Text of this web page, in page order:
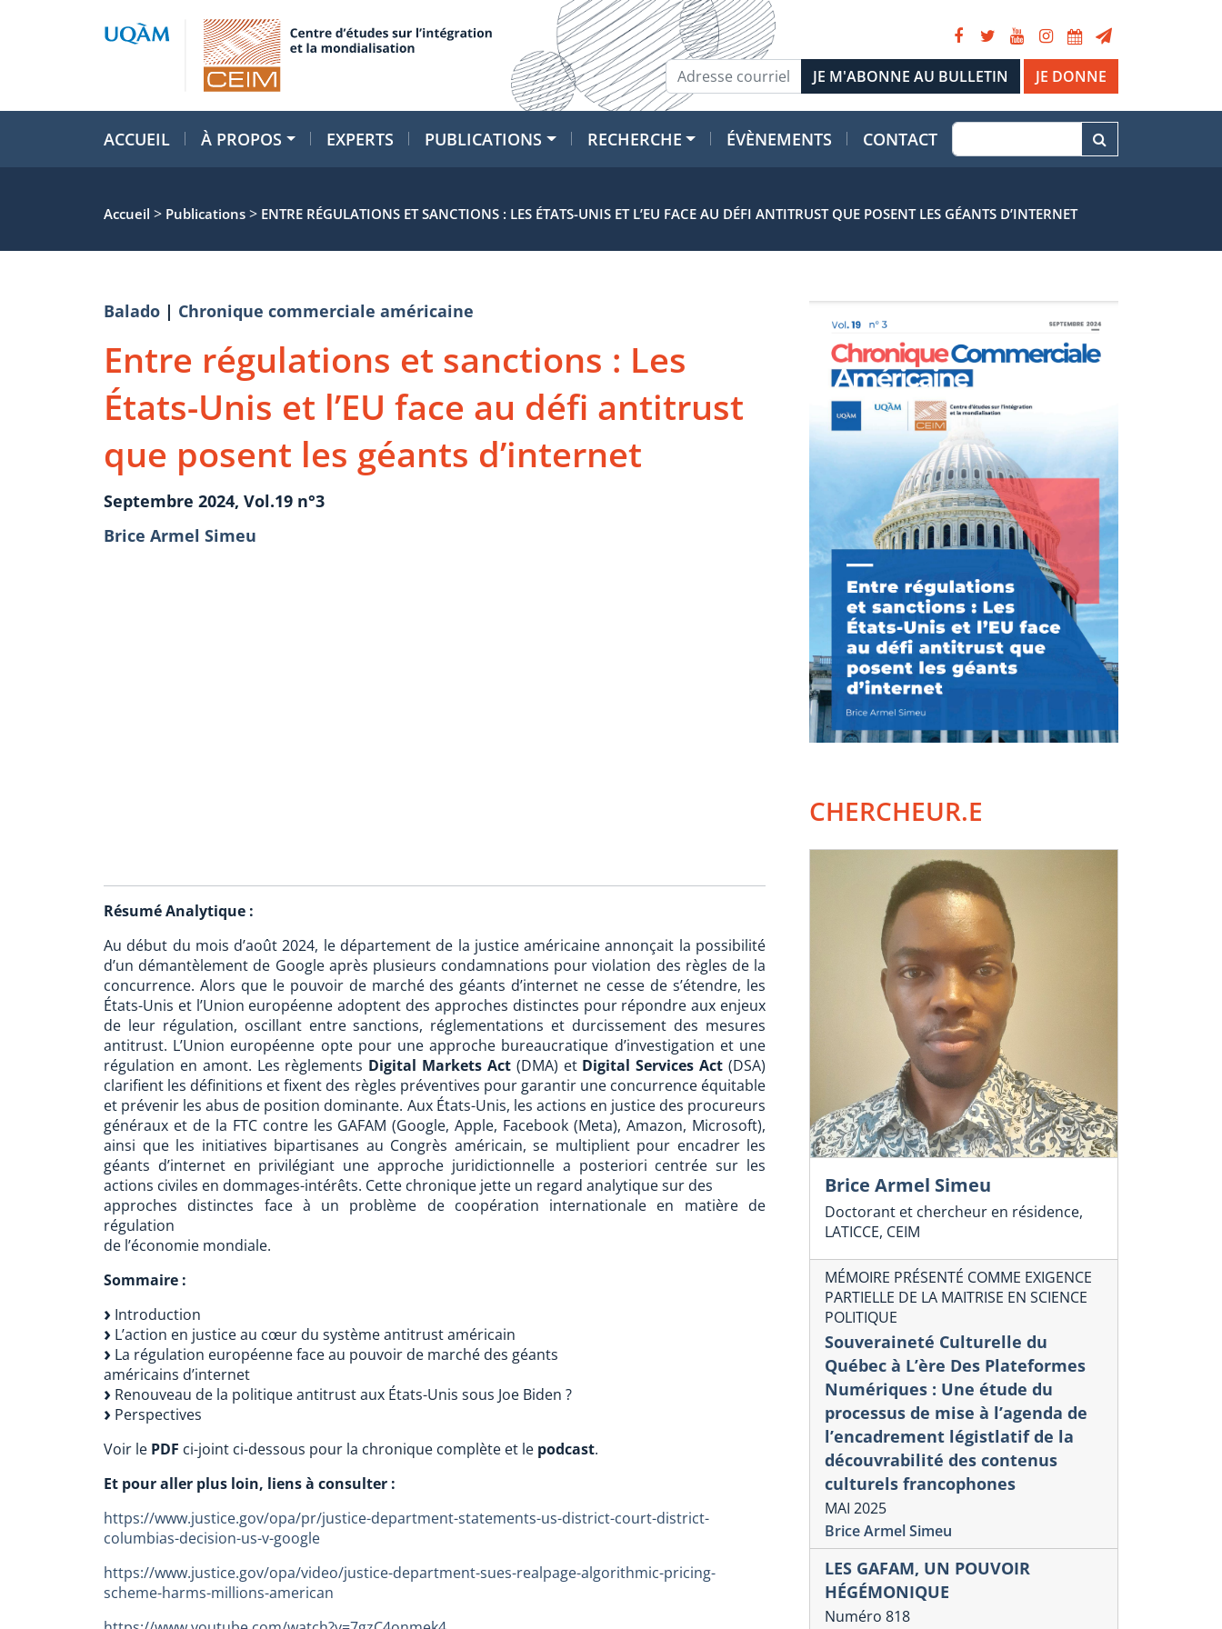
JE DONNE
ACCUEIL À PROPOS EXPERTS PUBLICATIONS RECHERCHE ÉVÈNEMENTS CONTACT
Accueil > Publications > ENTRE RÉGULATIONS ET SANCTIONS : LES ÉTATS-UNIS ET L’EU FACE AU DÉFI ANTITRUST QUE POSENT LES GÉANTS D’INTERNET
Balado | Chronique commerciale américaine
Entre régulations et sanctions : Les
États-Unis et l’EU face au défi antitrust
que posent les géants d’internet
Septembre 2024, Vol.19 n°3
Brice Armel Simeu
Résumé Analytique :
Au début du mois d’août 2024, le département de la justice américaine annonçait la possibilité
d’un démantèlement de Google après plusieurs condamnations pour violation des règles de la
concurrence. Alors que le pouvoir de marché des géants d’internet ne cesse de s’étendre, les
États-Unis et l’Union européenne adoptent des approches distinctes pour répondre aux enjeux
de leur régulation, oscillant entre sanctions, réglementations et durcissement des mesures
antitrust. L’Union européenne opte pour une approche bureaucratique d’investigation et une
régulation en amont. Les règlements Digital Markets Act(DMA) et Digital Services Act (DSA)
clarifient les définitions et fixent des règles préventives pour garantir une concurrence équitable
et prévenir les abus de position dominante. Aux États-Unis, les actions en justice des procureurs
généraux et de la FTC contre les GAFAM (Google, Apple, Facebook (Meta), Amazon, Microsoft),
ainsi que les initiatives bipartisanes au Congrès américain, se multiplient pour encadrer les
géants d’internet en privilégiant une approche juridictionnelle a posteriori centrée sur les
actions civiles en dommages-intérêts. Cette chronique jette un regard analytique sur des
approches distinctes face à un problème de coopération internationale en matière de
régulation
de l’économie mondiale.
Sommaire :
Introduction
L’action en justice au cœur du système antitrust américain
La régulation européenne face au pouvoir de marché des géants
américains d’internet
Renouveau de la politique antitrust aux États-Unis sous Joe Biden ?
Perspectives
Voir le PDF ci-joint ci-dessous pour la chronique complète et le podcast.
Et pour aller plus loin, liens à consulter :
https://www.justice.gov/opa/pr/justice-department-statements-us-district-court-district-
columbias-decision-us-v-google
https://www.justice.gov/opa/video/justice-department-sues-realpage-algorithmic-pricing-
scheme-harms-millions-american
CHERCHEUR.E
Brice Armel Simeu
Doctorant et chercheur en résidence,
LATICCE, CEIM
MÉMOIRE PRÉSENTÉ COMME EXIGENCE
PARTIELLE DE LA MAITRISE EN SCIENCE
POLITIQUE
Souveraineté Culturelle du
Québec à L’ère Des Plateformes
Numériques : Une étude du
processus de mise à l’agenda de
l’encadrement légistlatif de la
découvrabilité des contenus
culturels francophones
MAI 2025
Brice Armel Simeu
LES GAFAM, UN POUVOIR
HÉGÉMONIQUE
Numéro 818